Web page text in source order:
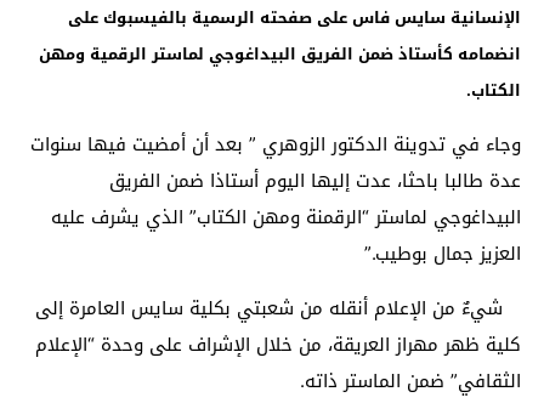
الإنسانية سايس فاس على صفحته الرسمية بالفيسبوك على
انضمامه كأستاذ ضمن الفريق البيداغوجي لماستر الرقمية ومهن
الكتاب.
وجاء في تدوينة الدكتور الزوهري ” بعد أن أمضيت فيها سنوات
عدة طالبا باحثا، عدت إليها اليوم أستاذا ضمن الفريق
البيداغوجي لماستر “الرقمنة ومهن الكتاب” الذي يشرف عليه
العزيز جمال بوطيب.”
شيءٌ من الإعلام أنقله من شعبتي بكلية سايس العامرة إلى
كلية ظهر مهراز العريقة، من خلال الإشراف على وحدة “الإعلام
الثقافي” ضمن الماستر ذاته.